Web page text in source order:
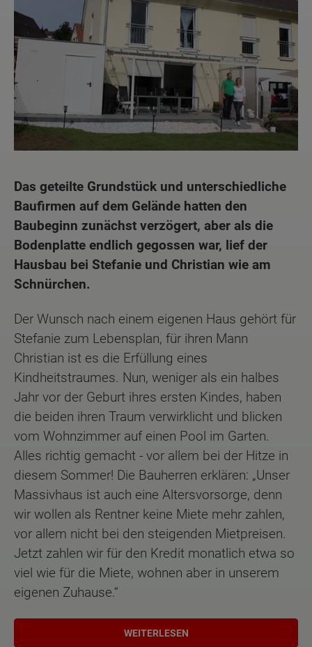
Das geteilte Grundstück und unterschiedliche
Baufirmen auf dem Gelände hatten den
Baubeginn zunächst verzögert, aber als die
Bodenplatte endlich gegossen war, lief der
Hausbau bei Stefanie und Christian wie am
Schnürchen.
Der Wunsch nach einem eigenen Haus gehört für
Stefanie zum Lebensplan, für ihren Mann
Christian ist es die Erfüllung eines
Kindheitstraumes. Nun, weniger als ein halbes
Jahr vor der Geburt ihres ersten Kindes, haben
die beiden ihren Traum verwirklicht und blicken
vom Wohnzimmer auf einen Pool im Garten.
Alles richtig gemacht - vor allem bei der Hitze in
diesem Sommer! Die Bauherren erklären: „Unser
Massivhaus ist auch eine Altersvorsorge, denn
wir wollen als Rentner keine Miete mehr zahlen,
vor allem nicht bei den steigenden Mietpreisen.
Jetzt zahlen wir für den Kredit monatlich etwa so
viel wie für die Miete, wohnen aber in unserem
eigenen Zuhause.“
WEITERLESEN